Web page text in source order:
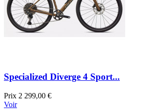
Specialized Diverge 4 Sport...
Prix 2 299,00 €
Voir